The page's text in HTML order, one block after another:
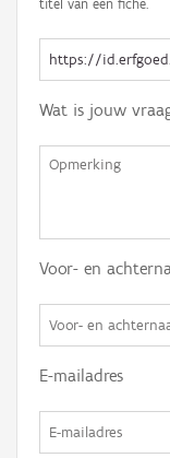
titel van een fiche.
Wat is jouw
Voor- en
E-mailadres